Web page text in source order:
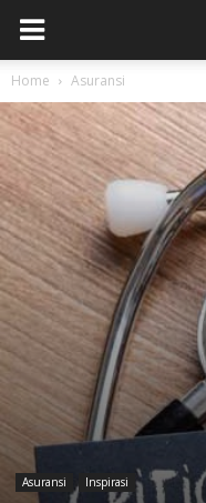
Home Asuransi
Asuransi Inspirasi